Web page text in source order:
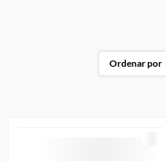
Ordenar por